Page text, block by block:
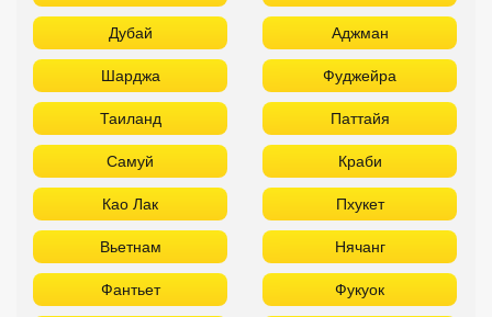
Дубай Аджман
Шарджа Фуджейра
Таиланд Паттайя
Самуй Краби
Као Лак Пхукет
Вьетнам Нячанг
Фантьет Фукуок